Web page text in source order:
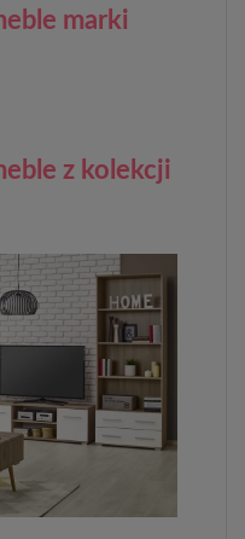
marki
z kolekcji